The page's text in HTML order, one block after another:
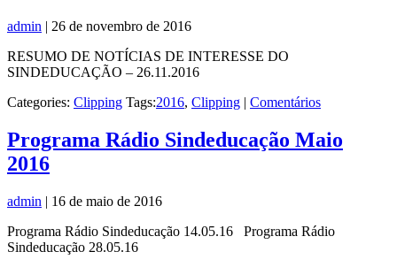
admin | 26 de novembro de 2016
RESUMO DE NOTÍCIAS DE INTERESSE DO
SINDEDUCAÇÃO – 26.11.2016
Categories: Clipping Tags:2016, Clipping | Comentários
Programa Rádio Sindeducação Maio
2016
admin | 16 de maio de 2016
Programa Rádio Sindeducação 14.05.16 Programa Rádio
Sindeducação 28.05.16